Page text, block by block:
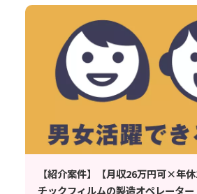
【紹介案件】【月収26万円可×年
チックフィルムの製造オペレータ